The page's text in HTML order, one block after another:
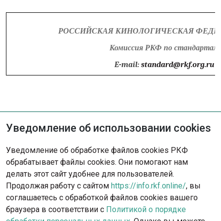
РОССИЙСКАЯ КИНОЛОГИЧЕСКАЯ
Комиссия РКФ по стандартам
E-mail:standard@rkf.org.ru
Опишите ситуацию - наша команда
Обратиться в поддержку
Уведомление об использовании cookies
Уведомление об обработке файлов cookies РКФ
обрабатывает файлы cookies. Они помогают нам
делать этот сайт удобнее для пользователей.
Продолжая работу с сайтом https://info.rkf.online/, вы
соглашаетесь с обработкой файлов cookies вашего
браузера в соответствии с Политикой о порядке